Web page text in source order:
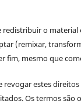
redistribuir o
(remixar,
fim, mesmo que
revogar estes
Os termos são